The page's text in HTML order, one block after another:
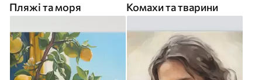
Пляжі та моря Комахи та тварини